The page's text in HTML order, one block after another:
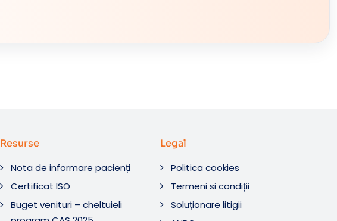
Resurse
Nota de informare pacienți
Certificat ISO
Buget venituri – cheltuieli
Legal
Politica cookies
Termeni si condiții
Soluționare litigii